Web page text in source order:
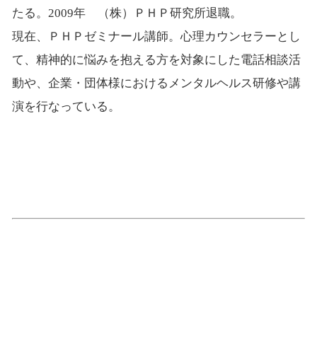
たる。2009年 （株）ＰＨＰ研究所退職。
現在、ＰＨＰゼミナール講師。心理カウンセラーとし
て、精神的に悩みを抱える方を対象にした電話相談活
動や、企業・団体様におけるメンタルヘルス研修や講
演を行なっている。